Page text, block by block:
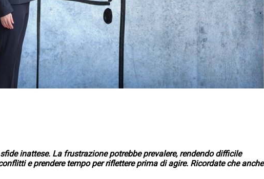
inattese. La frustrazione potrebbe prevalere, rendendo difficile
e prendere tempo per riflettere prima di agire. Ricordate che anche